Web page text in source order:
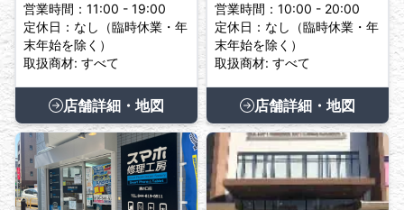
営業時間：11:00 - 19:00
定休日：なし（臨時休業・年
末年始を除く）
取扱商材: すべて
店舗詳細・地図
営業時間：10:00 - 20:00
定休日：なし（臨時休業・年
末年始を除く）
取扱商材: すべて
店舗詳細・地図